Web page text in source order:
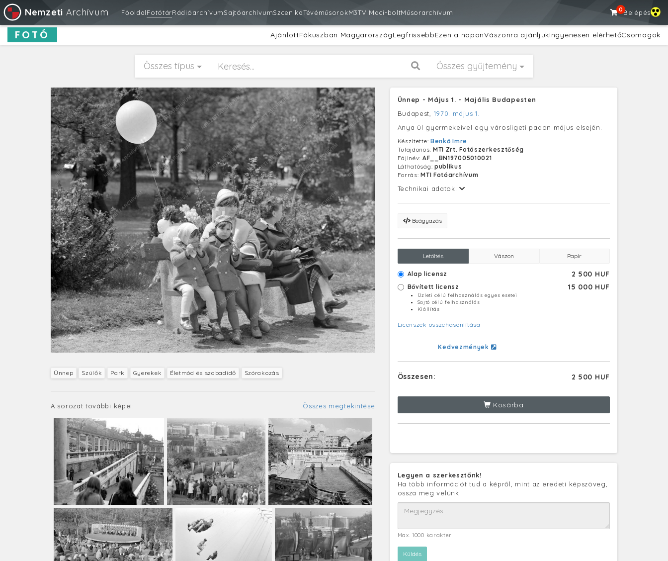
Nemzeti Archívum FőoldalFotótárRádióarchívumSajtóarchívumSzcenikaTévéműsorokM3TV Maci-boltMűsorarchívum 0Belépés
FOTÓ AjánlottFókuszban MagyarországLegfrissebbEzen a naponVászonra ajánljukIngyenesen elérhetőCsomagok
Összes típus Összes gyűjtemény
Ünnep Szülők Park Gyerekek Életmód és szabadidő Szórakozás
A sorozat további képei: Összes megtekintése
Ünnep - Május 1. - Majális Budapesten
Budapest, 1970. május 1.
Anya ül gyermekeivel egy városligeti padon május elsején.
Készítette: Benkő Imre
Tulajdonos: MTI Zrt. Fotószerkesztőség
Fájlnév: AF__BN197005010021
Láthatóság: publikus
Forrás:MTI Fotóarchívum
Technikai adatok:
Beágyazás
Letöltés Vászon Papír
Alap licensz 2 500 HUF
Bővített licensz 15 000 HUF
Üzleti célú felhasználás egyes esetei
Sajtó célú felhasználás
Kiállítás
Licenszek összehasonlítása
Kedvezmények
Összesen: 2 500 HUF
Kosárba
Legyen a szerkesztőnk!
Ha több információt tud a képről, mint az eredeti képszöveg,
ossza meg velünk!
Max. 1000 karakter